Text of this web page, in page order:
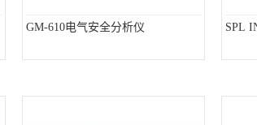
GM-610电气安全分析仪 SPL